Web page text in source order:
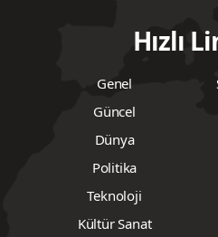
Hızlı
Genel
Güncel
Dünya
Politika
Teknoloji
Kültür Sanat